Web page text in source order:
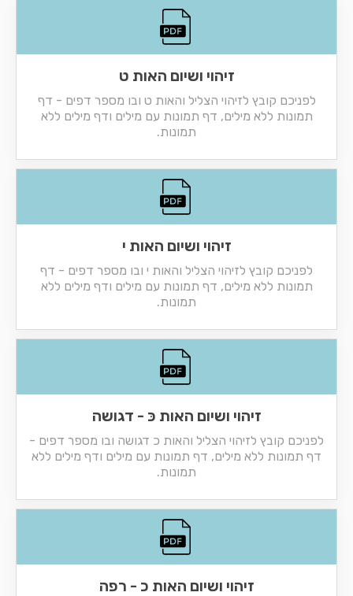
זיהוי ושיום האות ט
לפניכם קובץ לזיהוי הצליל והאות ט ובו מספר דפים - דף
תמונות ללא מילים, דף תמונות עם מילים ודף מילים ללא
תמונות.
זיהוי ושיום האות י
לפניכם קובץ לזיהוי הצליל והאות י ובו מספר דפים - דף
תמונות ללא מילים, דף תמונות עם מילים ודף מילים ללא
תמונות.
זיהוי ושיום האות כּ - דגושה
לפניכם קובץ לזיהוי הצליל והאות כ דגושה ובו מספר דפים -
דף תמונות ללא מילים, דף תמונות עם מילים ודף מילים ללא
תמונות.
זיהוי ושיום האות כ - רפה